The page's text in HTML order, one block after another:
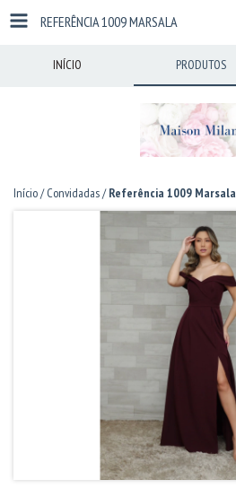
REFERÊNCIA 1009 MARSALA
INÍCIO PRODUTOS
Início/ Convidadas/ Referência 1009 Marsala